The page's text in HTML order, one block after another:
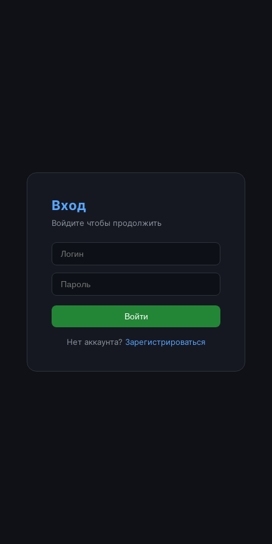
Вход
Войдите чтобы продолжить
Войти
Нет аккаунта? Зарегистрироваться